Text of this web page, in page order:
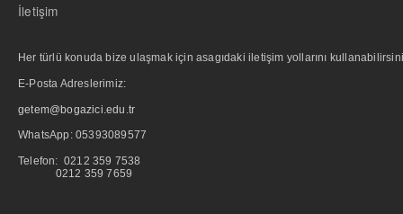
İletişim
Her türlü konuda bize ulaşmak için asagıdaki iletişim yollarını
E-Posta Adreslerimiz:
getem@bogazici.edu.tr
WhatsApp: 05393089577
Telefon: 0212 359 7538
0212 359 7659